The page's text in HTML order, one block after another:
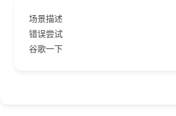
场景描述
错误尝试
谷歌一下